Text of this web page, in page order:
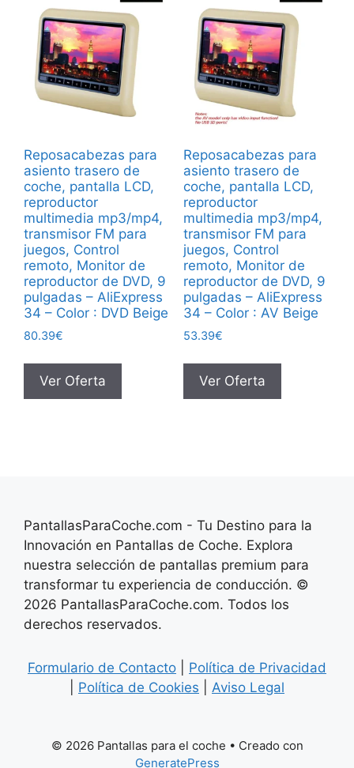
Reposacabezas para
asiento trasero de
coche, pantalla LCD,
reproductor
multimedia mp3/mp4,
transmisor FM para
juegos, Control
remoto, Monitor de
reproductor de DVD, 9
pulgadas – AliExpress
34 – Color : DVD Beige
80.39€
Ver Oferta
Reposacabezas para
asiento trasero de
coche, pantalla LCD,
reproductor
multimedia mp3/mp4,
transmisor FM para
juegos, Control
remoto, Monitor de
reproductor de DVD, 9
pulgadas – AliExpress
34 – Color : AV Beige
53.39€
Ver Oferta
PantallasParaCoche.com - Tu Destino para la
Innovación en Pantallas de Coche. Explora
nuestra selección de pantallas premium para
transformar tu experiencia de conducción. ©
2026 PantallasParaCoche.com. Todos los
derechos reservados.
Formulario de Contacto
Política de Privacidad
Política de Cookies Aviso Legal
© 2026 Pantallas para el coche • Creado con
GeneratePress